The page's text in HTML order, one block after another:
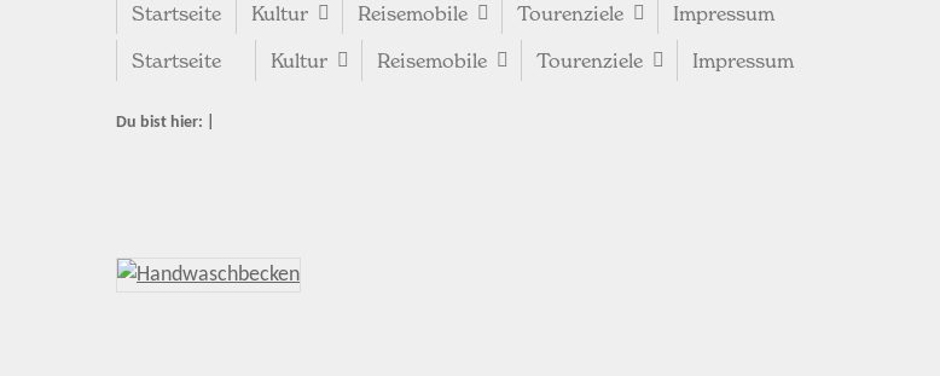
Startseite Kultur Reisemobile Tourenziele
Impressum
Startseite
Kultur Reisemobile Tourenziele Impressum
Du bist hier: